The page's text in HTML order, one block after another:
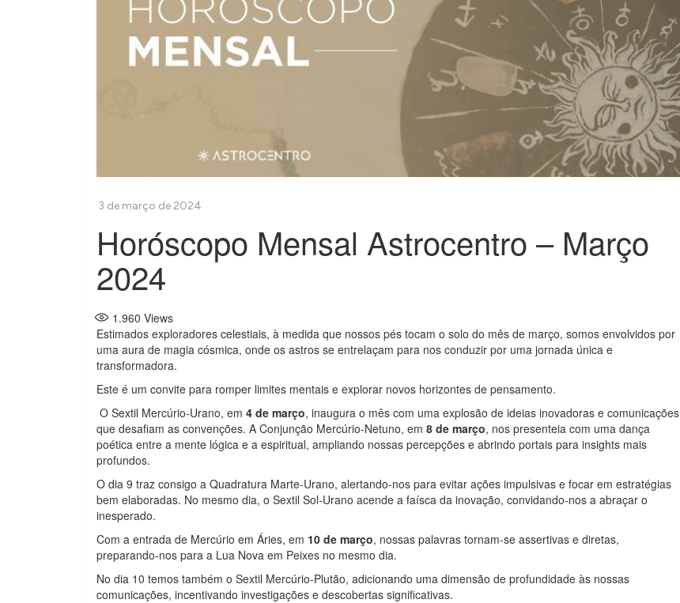
Horóscopo Mensal Astrocentro – Março
2024
1.960 Views
Estimados exploradores celestiais, à medida que nossos pés tocam o solo do mês de março, somos envolvidos por
uma aura de magia cósmica, onde os astros se entrelaçam para nos conduzir por uma jornada única e
transformadora.
Este é um convite para romper limites mentais e explorar novos horizontes de pensamento.
O Sextil Mercúrio-Urano, em 4 de março, inaugura o mês com uma explosão de ideias inovadoras e comunicações
que desafiam as convenções. A Conjunção Mercúrio-Netuno, em 8 de março, nos presenteia com uma dança
poética entre a mente lógica e a espiritual, ampliando nossas percepções e abrindo portais para insights mais
profundos.
O dia 9 traz consigo a Quadratura Marte-Urano, alertando-nos para evitar ações impulsivas e focar em estratégias
bem elaboradas. No mesmo dia, o Sextil Sol-Urano acende a faísca da inovação, convidando-nos a abraçar o
inesperado.
Com a entrada de Mercúrio em Áries, em 10 de março, nossas palavras tornam-se assertivas e diretas,
preparando-nos para a Lua Nova em Peixes no mesmo dia.
No dia 10 temos também o Sextil Mercúrio-Plutão, adicionando uma dimensão de profundidade às nossas
comunicações, incentivando investigações e descobertas significativas.